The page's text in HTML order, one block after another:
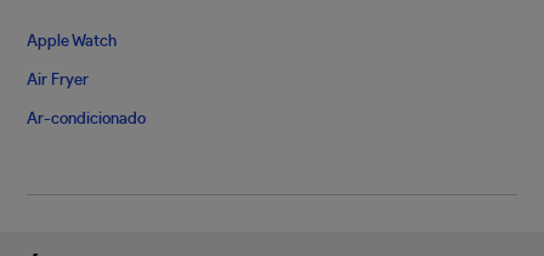
Apple Watch
Air Fryer
Ar-condicionado